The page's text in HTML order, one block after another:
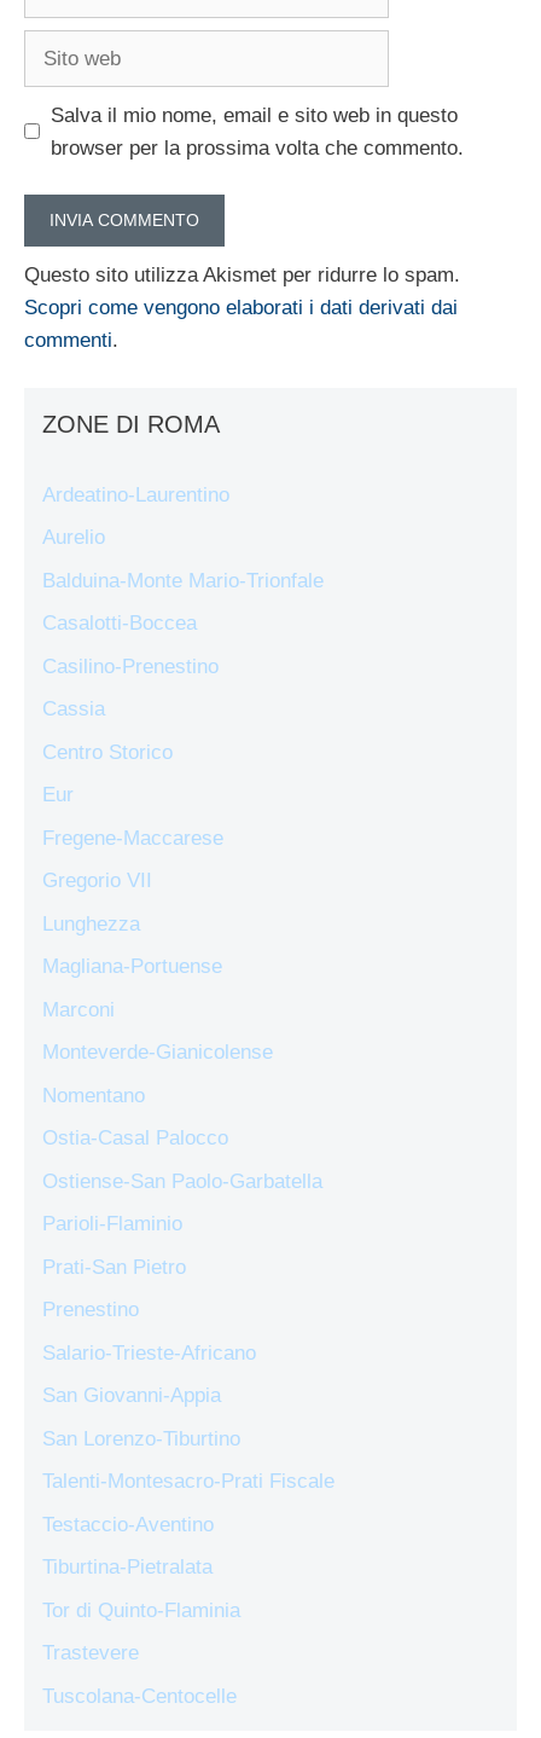
Salva il mio nome, email e sito web in questo
browser per la prossima volta che commento.
Questo sito utilizza Akismet per ridurre lo spam.
Scopri come vengono elaborati i dati derivati dai
commenti.
ZONE DI ROMA
Ardeatino-Laurentino
Aurelio
Balduina-Monte Mario-Trionfale
Casalotti-Boccea
Casilino-Prenestino
Cassia
Centro Storico
Eur
Fregene-Maccarese
Gregorio VII
Lunghezza
Magliana-Portuense
Marconi
Monteverde-Gianicolense
Nomentano
Ostia-Casal Palocco
Ostiense-San Paolo-Garbatella
Parioli-Flaminio
Prati-San Pietro
Prenestino
Salario-Trieste-Africano
San Giovanni-Appia
San Lorenzo-Tiburtino
Talenti-Montesacro-Prati Fiscale
Testaccio-Aventino
Tiburtina-Pietralata
Tor di Quinto-Flaminia
Trastevere
Tuscolana-Centocelle